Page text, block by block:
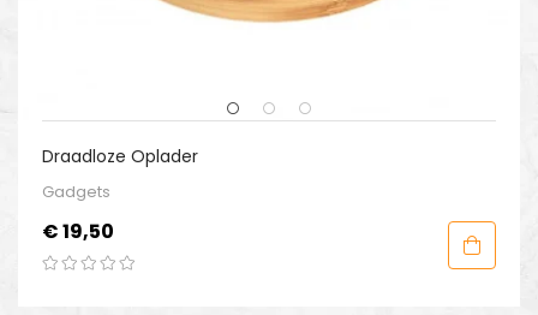
Draadloze Oplader
Gadgets
Prijs
€ 19,50